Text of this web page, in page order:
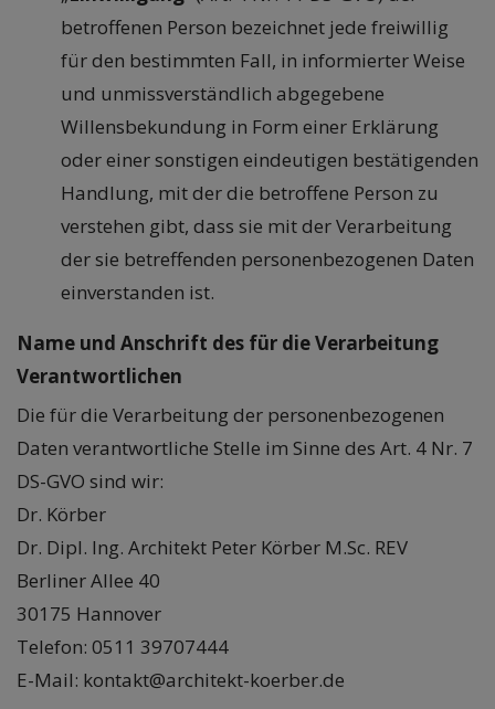
betroffenen Person bezeichnet jede freiwillig
für den bestimmten Fall, in informierter Weise
und unmissverständlich abgegebene
Willensbekundung in Form einer Erklärung
oder einer sonstigen eindeutigen bestätigenden
Handlung, mit der die betroffene Person zu
verstehen gibt, dass sie mit der Verarbeitung
der sie betreffenden personenbezogenen Daten
einverstanden ist.
Name und Anschrift des für die Verarbeitung
Verantwortlichen
Die für die Verarbeitung der personenbezogenen
Daten verantwortliche Stelle im Sinne des Art. 4 Nr. 7
DS-GVO sind wir:
Dr. Körber
Dr. Dipl. Ing. Architekt Peter Körber M.Sc. REV
Berliner Allee 40
30175 Hannover
Telefon: 0511 39707444
E-Mail: kontakt@architekt-koerber.de